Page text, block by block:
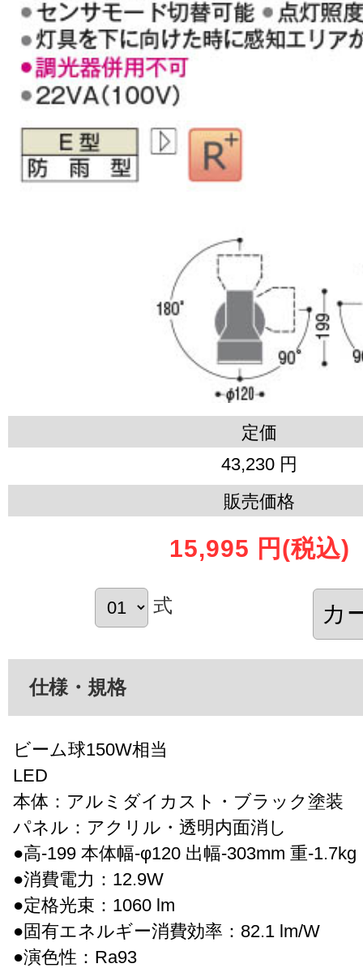
定価
43,230 円
販売価格
15,995 円 (税込)
式
仕様・規格
ビーム球150W相当
LED
本体：アルミダイカスト・ブラック塗装
パネル：アクリル・透明内面消し
●高-199 本体幅-φ120 出幅-303mm 重-1.7kg
●消費電力：12.9W
●定格光束：1060 lm
●固有エネルギー消費効率：82.1 lm/W
●演色性：Ra93